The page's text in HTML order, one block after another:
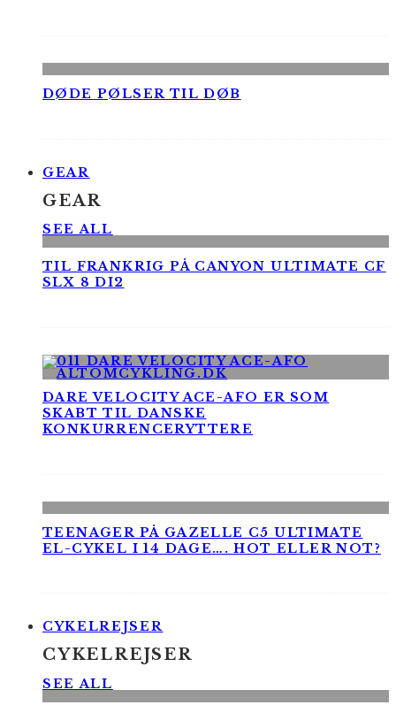
DØDE PØLSER TIL DØB
GEAR
GEAR
SEE ALL
TIL FRANKRIG PÅ CANYON ULTIMATE CF
SLX 8 DI2
DARE VELOCITY ACE-AFO ER SOM
SKABT TIL DANSKE
KONKURRENCERYTTERE
TEENAGER PÅ GAZELLE C5 ULTIMATE
EL-CYKEL I 14 DAGE…. HOT ELLER NOT?
CYKELREJSER
CYKELREJSER
SEE ALL